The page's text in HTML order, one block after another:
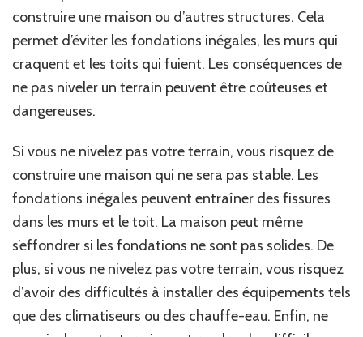
construire une maison ou d’autres structures. Cela
permet d’éviter les fondations inégales, les murs qui
craquent et les toits qui fuient. Les conséquences de
ne pas niveler un terrain peuvent être coûteuses et
dangereuses.
Si vous ne nivelez pas votre terrain, vous risquez de
construire une maison qui ne sera pas stable. Les
fondations inégales peuvent entraîner des fissures
dans les murs et le toit. La maison peut même
s’effondrer si les fondations ne sont pas solides. De
plus, si vous ne nivelez pas votre terrain, vous risquez
d’avoir des difficultés à installer des équipements tels
que des climatiseurs ou des chauffe-eau. Enfin, ne